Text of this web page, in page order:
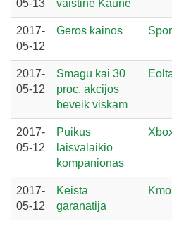
05-13
vaistine Kaune
2017-
05-12
Geros kainos
2017-
05-12
Smagu kai 30
proc. akcijos
beveik viskam
2017-
05-12
Puikus
laisvalaikio
kompanionas
2017-
05-12
Keista
garanatija